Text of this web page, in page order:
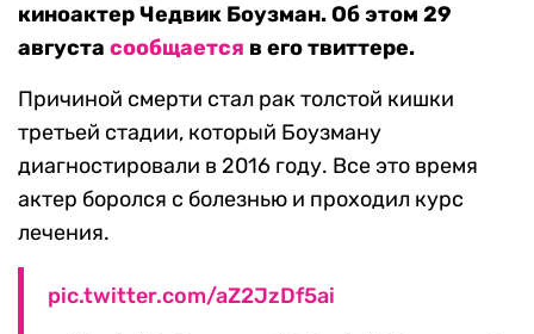
киноактер Чедвик Боузман. Об этом 29
августа сообщается в его твиттере.
Причиной смерти стал рак толстой кишки
третьей стадии, который Боузману
диагностировали в 2016 году. Все это время
актер боролся с болезнью и проходил курс
лечения.
pic.twitter.com/aZ2JzDf5ai